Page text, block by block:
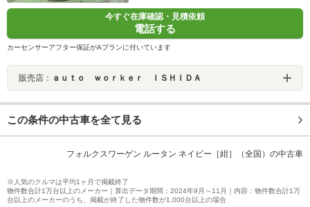
今すぐ在庫確認・見積依頼
電話する
カーセンサーアフター保証がAプランに付いています
販売店： ａｕｔｏ ｗｏｒｋｅｒ ＩＳＨＩＤＡ
この条件の中古車を全て見る
フォルクスワーゲン ルータン ネイビー［紺］（全国）の中古車
※人気のクルマは平均1ヶ月で掲載終了
物件数合計1万台以上のメーカー｜算出データ期間：2024年9月～11月｜内容：物件数合計1万
台以上のメーカーのうち、掲載が終了した物件数が1,000台以上の場合